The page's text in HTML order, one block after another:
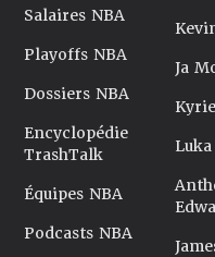
Salaires NBA
Playoffs NBA
Dossiers NBA
Encyclopédie
TrashTalk
Équipes NBA
Podcasts NBA
Ja